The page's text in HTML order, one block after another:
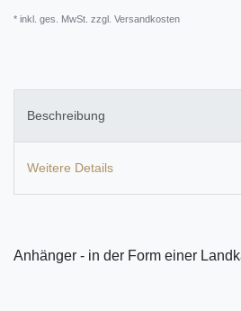
* inkl. ges. MwSt. zzgl. Versandkosten
Beschreibung
Weitere Details
Anhänger - in der Form einer